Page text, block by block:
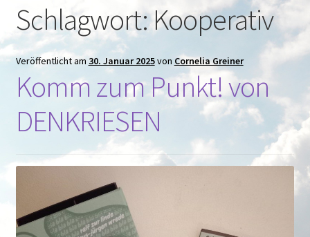
Impressum
über M.Kleinpeter
über C.Greiner
Schlagwort:Kooperativ
Veröffentlicht am 30. Januar 2025von Cornelia Greiner
Komm zum Punkt! von
DENKRIESEN